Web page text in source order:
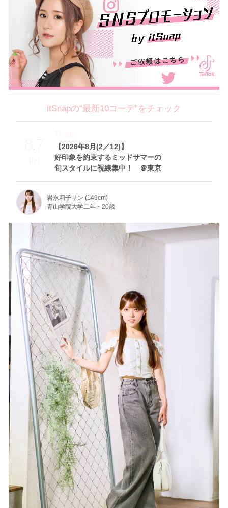
itSnapの“最新10コーデ”をチェック
8.7
Fri
【2026年8月(2／12)】
好印象を約束するミッドサマーの
旬スタイルに視線集中！ ＠東京
Theme
岩永莉子サン (149cm)
青山学院大学二年・20歳